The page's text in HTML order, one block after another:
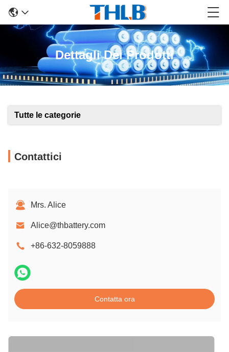
Dettagli Dei Prodotti
Tutte le categorie
Contattici
Mrs. Alice
Alice@thbattery.com
+86-632-8059888
Contatta ora